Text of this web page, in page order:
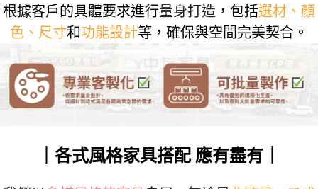
根據客戶的具體要求進行量身打造 ，包括選材、顏
色、尺寸和功能設計等，確保與空間完美契合。
｜各式風格家具搭配 應有盡有｜